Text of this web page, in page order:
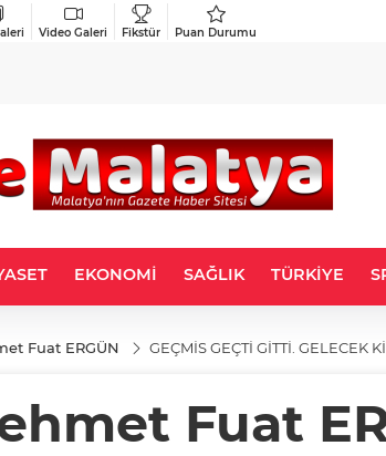
Video Galeri Fikstür Puan Durumu
EKONOMİ SAĞLIK TÜRKİYE
Fuat ERGÜN GEÇMİS GEÇTİ GİTTİ. GELECEK
Fuat